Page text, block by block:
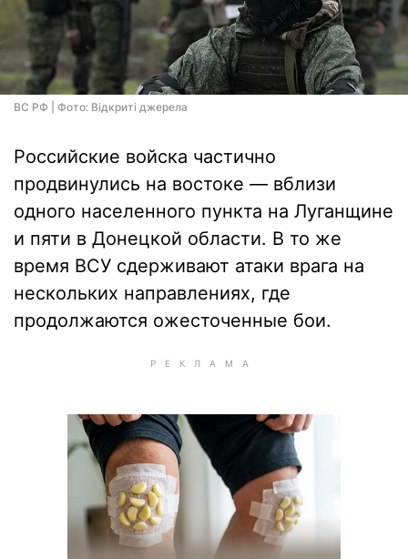
ВС РФ | Фото: Відкриті джерела
Российские войска частично
продвинулись на востоке — вблизи
одного населенного пункта на Луганщине
и пяти в Донецкой области. В то же
время ВСУ сдерживают атаки врага на
нескольких направлениях, где
продолжаются ожесточенные бои.